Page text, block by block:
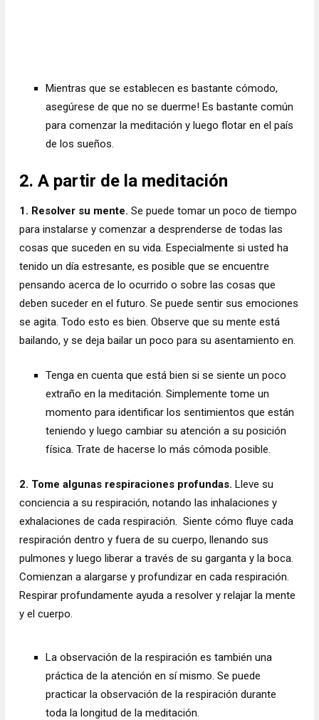
Mientras que se establecen es bastante cómodo,
asegúrese de que no se duerme! Es bastante común
para comenzar la meditación y luego flotar en el país
de los sueños.
2. A partir de la meditación
1. Resolver su mente. Se puede tomar un poco de tiempo
para instalarse y comenzar a desprenderse de todas las
cosas que suceden en su vida. Especialmente si usted ha
tenido un día estresante, es posible que se encuentre
pensando acerca de lo ocurrido o sobre las cosas que
deben suceder en el futuro. Se puede sentir sus emociones
se agita. Todo esto es bien. Observe que su mente está
bailando, y se deja bailar un poco para su asentamiento en.
Tenga en cuenta que está bien si se siente un poco
extraño en la meditación. Simplemente tome un
momento para identificar los sentimientos que están
teniendo y luego cambiar su atención a su posición
física. Trate de hacerse lo más cómoda posible.
2. Tome algunas respiraciones profundas. Lleve su
conciencia a su respiración, notando las inhalaciones y
exhalaciones de cada respiración. Siente cómo fluye cada
respiración dentro y fuera de su cuerpo, llenando sus
pulmones y luego liberar a través de su garganta y la boca.
Comienzan a alargarse y profundizar en cada respiración.
Respirar profundamente ayuda a resolver y relajar la mente
y el cuerpo.
La observación de la respiración es también una
práctica de la atención en sí mismo. Se puede
practicar la observación de la respiración durante
toda la longitud de la meditación.